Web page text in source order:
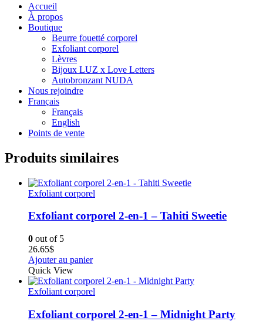
Accueil
À propos
Boutique
Beurre fouetté corporel
Exfoliant corporel
Lèvres
Bijoux LUZ x Love Letters
Autobronzant NUDA
Nous rejoindre
Français
Français
English
Points de vente
Produits similaires
Exfoliant corporel
Exfoliant corporel 2-en-1 – Tahiti Sweetie
0 out of 5
26.65$
Ajouter au panier
Quick View
Exfoliant corporel
Exfoliant corporel 2-en-1 – Midnight Party